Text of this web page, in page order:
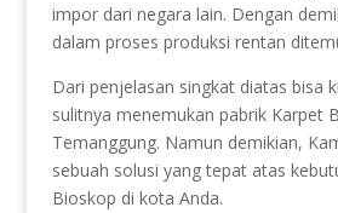
impor dari negara lain. Dengan
dalam proses produksi rentan
Dari penjelasan singkat diatas bisa
sulitnya menemukan pabrik Karpet
Temanggung. Namun demikian,
sebuah solusi yang tepat atas
Bioskop di kota Anda.